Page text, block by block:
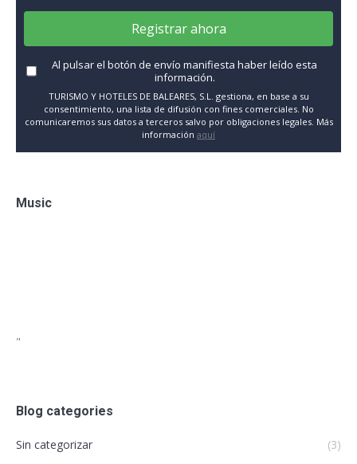
Registrar ahora
Al pulsar el botón de envío manifiesta haber leído esta
información.
TURISMO Y HOTELES DE BALEARES, S.L. gestiona, en base a su
consentimiento, una lista de difusión con fines comerciales. No
comunicaremos sus datos a terceros salvo por obligaciones legales. Más
información aquí
Music
"
Blog categories
Sin categorizar (3)